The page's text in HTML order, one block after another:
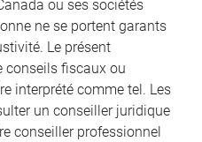
ou ses sociétés
ne se portent garants
Le présent
conseils fiscaux ou
interprété comme tel. Les
un conseiller juridique
conseiller professionnel